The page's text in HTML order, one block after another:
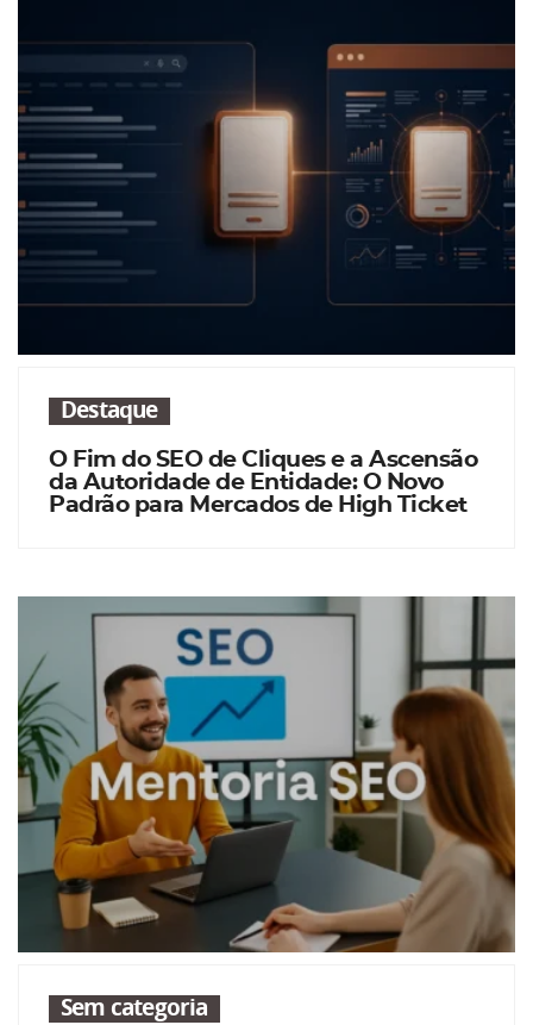
Destaque
O Fim do SEO de Cliques e a Ascensão
da Autoridade de Entidade: O Novo
Padrão para Mercados de High Ticket
Sem categoria